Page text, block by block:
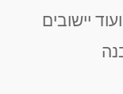
יישובים